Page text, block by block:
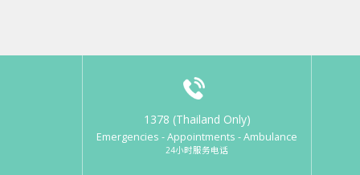
1378 (Thailand Only)
Emergencies - Appointments - Ambulance
24小时服务电话